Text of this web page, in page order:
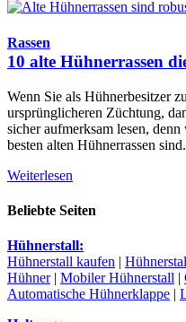
Rassen
10 alte Hühnerrassen
Wenn Sie als Hühnerbesitzer
ursprünglicheren Züchtung,
sicher aufmerksam lesen,
besten alten Hühnerrassen sind.
Weiterlesen
Beliebte Seiten
Hühnerstall:
Hühnerstall kaufen |
Hühner| Mobiler Hühnerstall |
Automatische Hühnerklappe |